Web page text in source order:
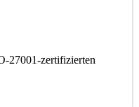
27001-zertifizierten